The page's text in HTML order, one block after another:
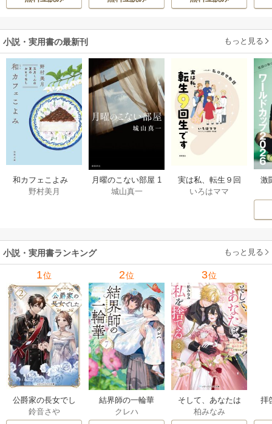
小説・実用書の最新刊 もっと見る
和カフェこよみ
五月くんの夏のお
野村美月
月曜のこない部屋 1
巻
城山真一
実は私、転生９回
生です マンガ
いろはママ
激
小説・実用書ランキング もっと見る
1位
公爵家の長女でし
た
鈴音さや
2位
結界師の一輪華
クレハ
3位
そして、あなたは
私を捨てる
柏みなみ
拝